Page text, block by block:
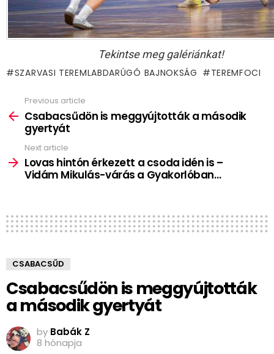
Tekintse meg galériánkat!
SZARVASI TEREMLABDARÚGÓ BAJNOKSÁG TEREMFOCI
more
Previous article
Csabacsűdön is meggyújtották a második
gyertyát
Next article
Lovas hintón érkezett a csoda idén is –
Vidám Mikulás-várás a Gyakorlóban…
CSABACSŰD
Csabacsűdön is meggyújtották
a második gyertyát
by Babák Z
8 hónapja